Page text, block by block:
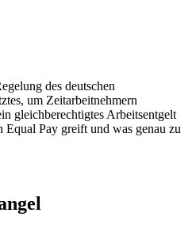
des deutschen
um Zeitarbeitnehmern
gleichberechtigtes Arbeitsentgelt
Equal Pay greift und was genau zu